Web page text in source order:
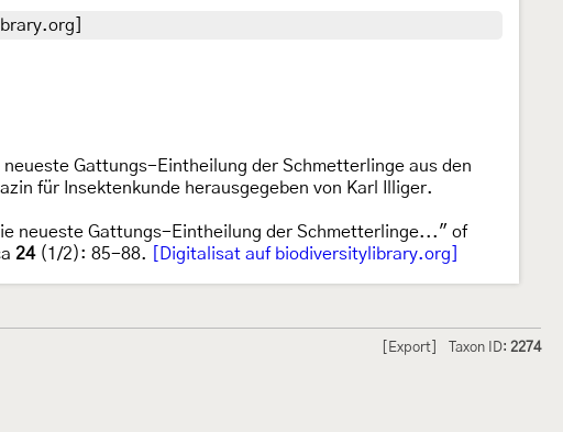
Gattungs-Eintheilung der Schmetterlinge aus den
für Insektenkunde herausgegeben von Karl Illiger.
neueste Gattungs-Eintheilung der Schmetterlinge..." of
24(1/2): 85-88. [Digitalisat auf biodiversitylibrary.org]
Taxon ID: 2274
[Export]